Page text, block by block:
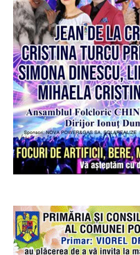
prin construcția unui
se va realiza printr-o
VIDEO